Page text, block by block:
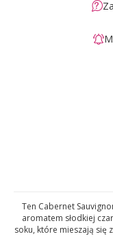
Ten Cabernet
aromatem słodkiej
soku, które mieszają się